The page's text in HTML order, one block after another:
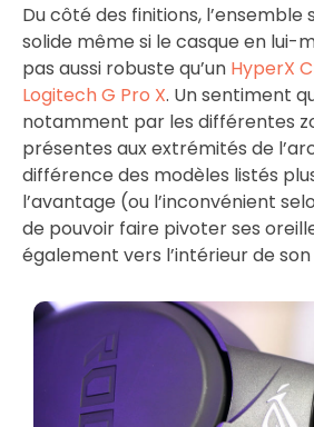
Du côté des finitions,
solide même si le casque en lui-
pas aussi robuste qu’un HyperX
Logitech G Pro X. Un sentiment
notamment par les différentes
présentes aux extrémités de
différence des modèles listés
l’avantage (ou l’inconvénient
de pouvoir faire pivoter ses
également vers l’intérieur de